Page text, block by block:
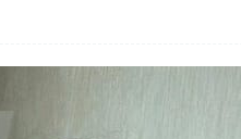
人网]2025.07.02 NO.10497 杏
人网]2023.03.29 NO.6494 小
NO.2528 韩熙 窒息鬼魅